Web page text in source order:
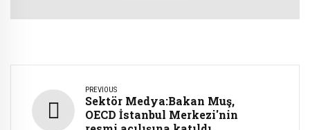
PREVIOUS
Sektör Medya:Bakan Muş,
OECD İstanbul Merkezi'nin